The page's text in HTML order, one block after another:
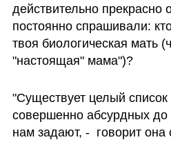
действительно прекрасно
постоянно спрашивали:
твоя биологическая мать
"настоящая" мама")?
"Существует целый список
совершенно абсурдных
нам задают, -  говорит